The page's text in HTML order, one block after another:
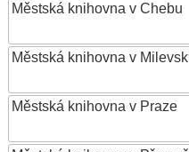
Městská knihovna v Chebu
Městská knihovna v
Městská knihovna v Praze